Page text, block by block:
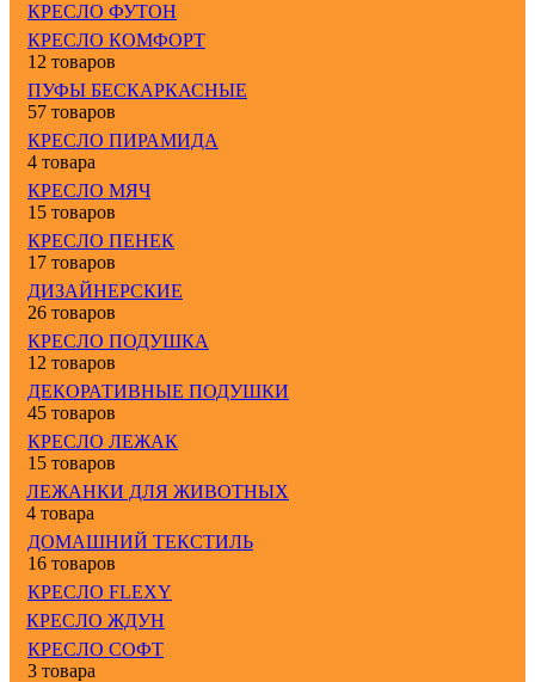
КРЕСЛО ФУТОН
КРЕСЛО КОМФОРТ
12 товаров
ПУФЫ БЕСКАРКАСНЫЕ
57 товаров
КРЕСЛО ПИРАМИДА
4 товара
КРЕСЛО МЯЧ
15 товаров
КРЕСЛО ПЕНЕК
17 товаров
ДИЗАЙНЕРСКИЕ
26 товаров
КРЕСЛО ПОДУШКА
12 товаров
ДЕКОРАТИВНЫЕ ПОДУШКИ
45 товаров
КРЕСЛО ЛЕЖАК
15 товаров
ЛЕЖАНКИ ДЛЯ ЖИВОТНЫХ
4 товара
ДОМАШНИЙ ТЕКСТИЛЬ
16 товаров
КРЕСЛО FLEXY
КРЕСЛО ЖДУН
КРЕСЛО СОФТ
3 товара